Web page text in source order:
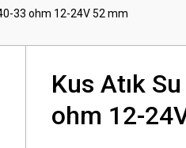
33 ohm 12-24V 52 mm
Kus Atık
ohm 12-